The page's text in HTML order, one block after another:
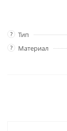
? Тип
? Материал